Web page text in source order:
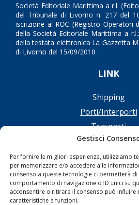
Gestisci
Per fornire le migliori esperienze, utilizziamo
per memorizzare e/o accedere alle
consenso a queste tecnologie ci permetterà
comportamento di navigazione o ID unici su
acconsentire o ritirare il consenso può influire
caratteristiche e funzioni.
Società Editoriale Marittima a r.l.
del Tribunale di Livorno n. 217 del
iscrizione al ROC (Registro Operatori
della Società Editoriale Marittima a
della testata elettronica La Gazzetta
di Livorno del 15/09/2010.
LINK
Shipping
Porti/Interporti
Trasporti
Varie
Sostenibilità
Compagnie di
Blue economy